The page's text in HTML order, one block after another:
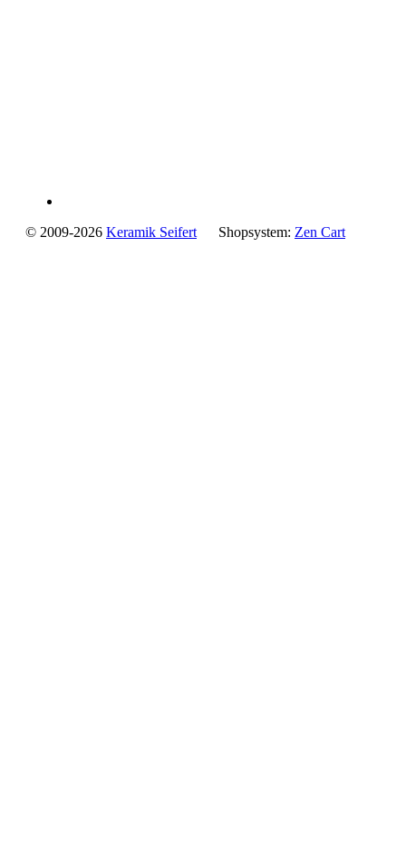
© 2009-2026 Keramik Seifert Shopsystem: Zen Cart